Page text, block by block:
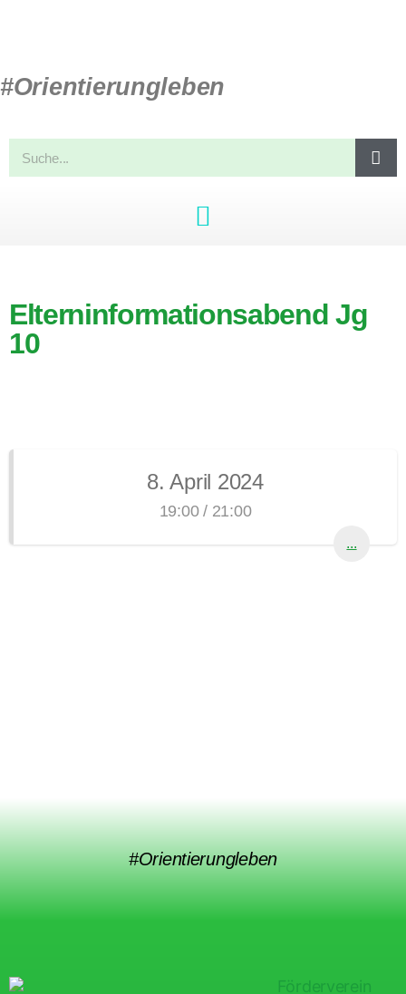
#Orientierungleben
Elterninformationsabend Jg
10
8. April 2024
19:00 / 21:00
...
#Orientierungleben